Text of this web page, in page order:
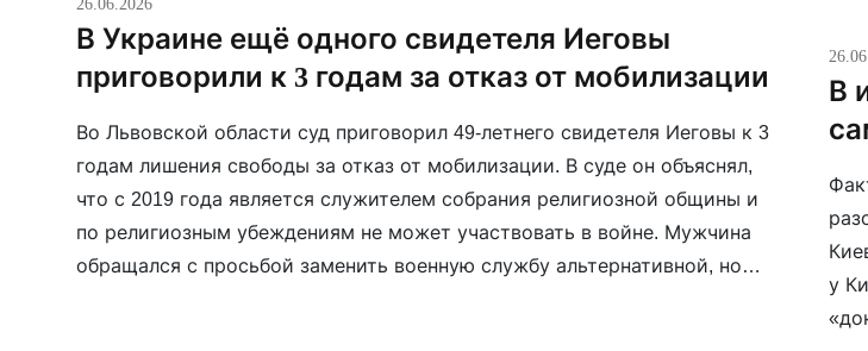
В Украине ещё одного свидетеля Иеговы
приговорили к 3 годам за отказ от мобилизации
Во Львовской области суд приговорил 49-летнего свидетеля Иеговы к 3
годам лишения свободы за отказ от мобилизации. В суде он объяснял,
что с 2019 года является служителем собрания религиозной общины и
по религиозным убеждениям не может участвовать в войне. Мужчина
обращался с просьбой заменить военную службу альтернативной, но
В
у